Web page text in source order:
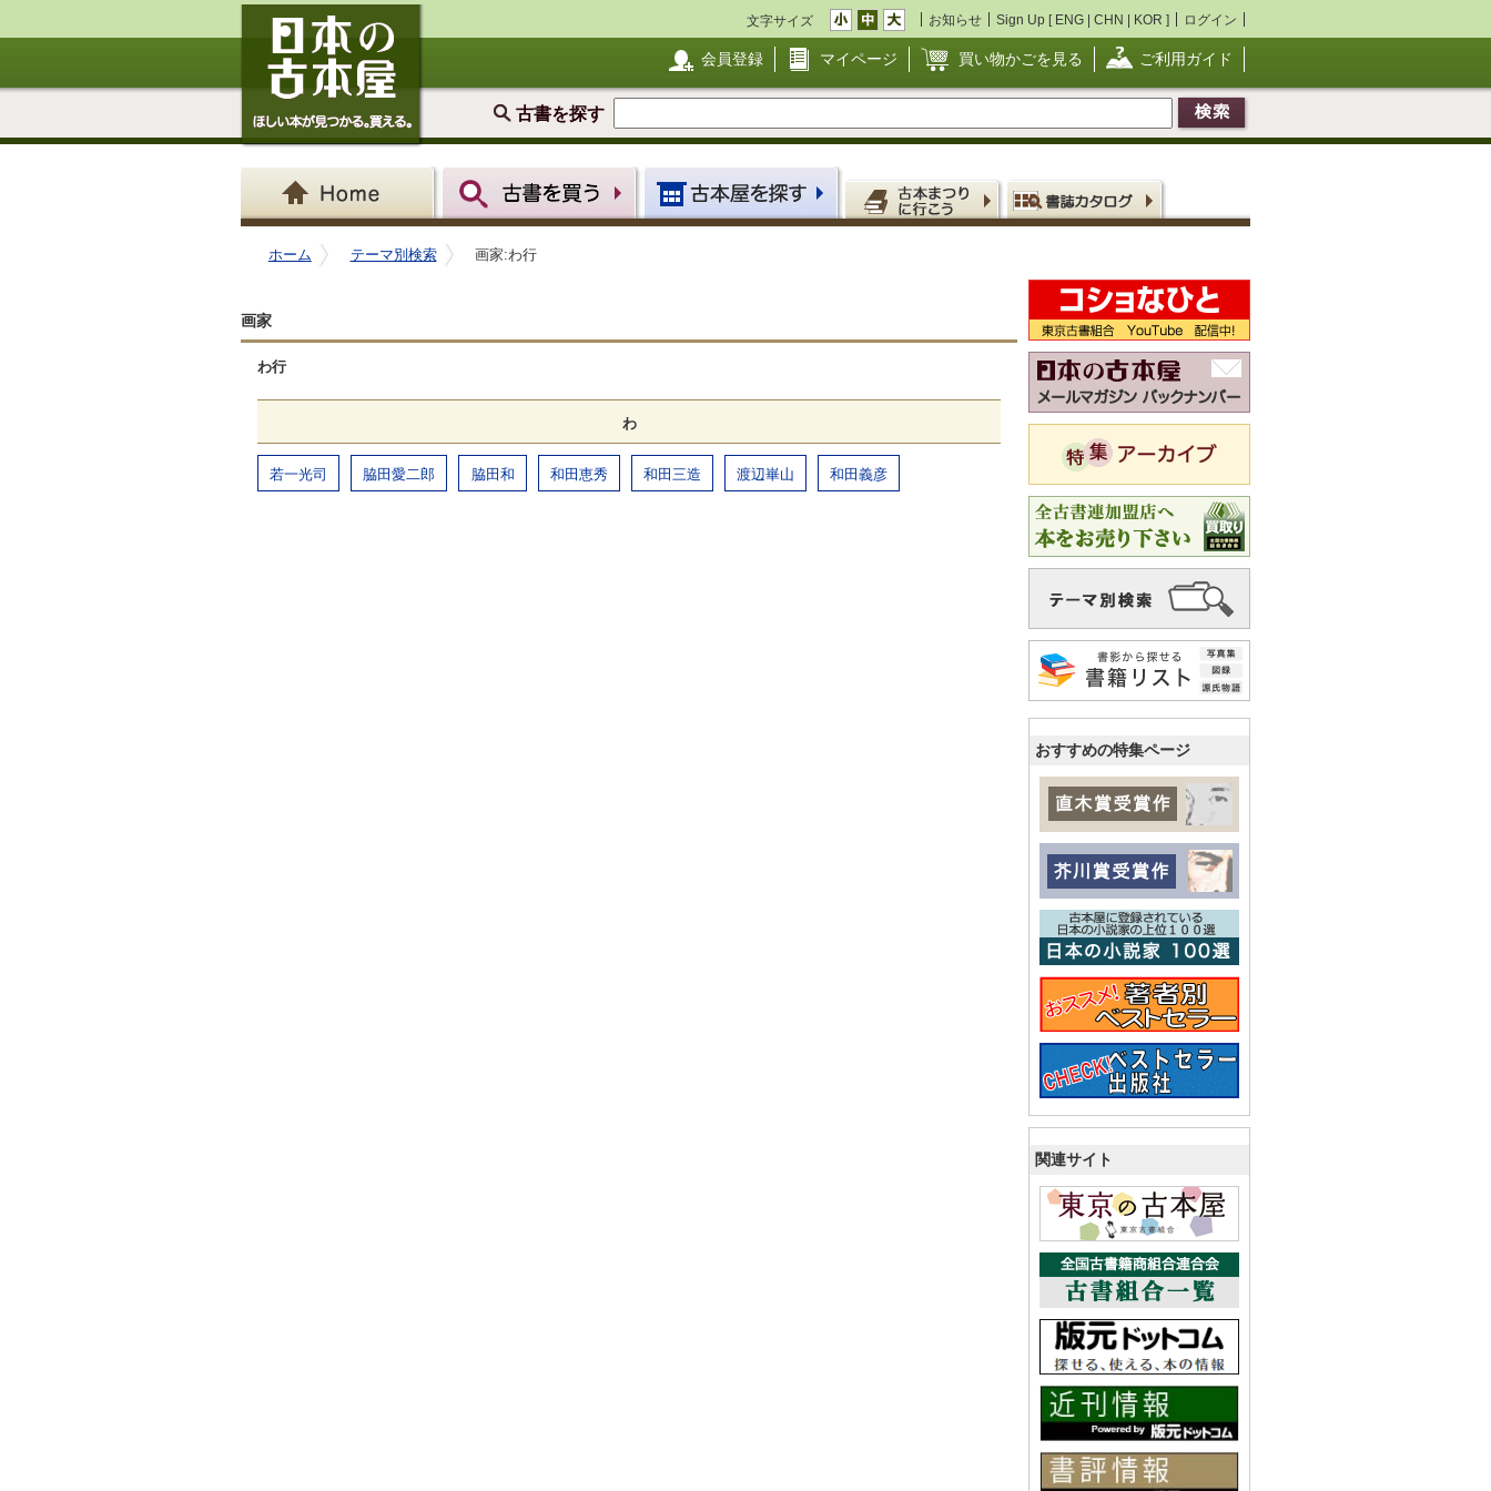
文字サイズ お知らせ Sign Up [ ENG | CHN | KOR ] ログイン
会員登録 マイページ 買い物かごを見る ご利用ガイド
古書を探す
ホーム テーマ別検索 画家:わ行
画家
わ行
わ
若一光司 脇田愛二郎 脇田和 和田恵秀 和田三造 渡辺崋山 和田義彦
おすすめの特集ページ
関連サイト